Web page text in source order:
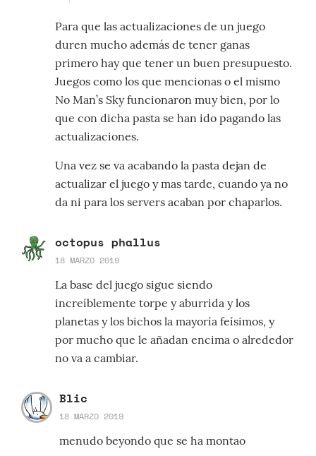
Para que las actualizaciones de un juego
duren mucho además de tener ganas
primero hay que tener un buen presupuesto.
Juegos como los que mencionas o el mismo
No Man’s Sky funcionaron muy bien, por lo
que con dicha pasta se han ido pagando las
actualizaciones.
Una vez se va acabando la pasta dejan de
actualizar el juego y mas tarde, cuando ya no
da ni para los servers acaban por chaparlos.
octopus phallus
18 MARZO 2019
La base del juego sigue siendo
increíblemente torpe y aburrida y los
planetas y los bichos la mayoría feísimos, y
por mucho que le añadan encima o alrededor
no va a cambiar.
Blic
18 MARZO 2019
menudo beyondo que se ha montao